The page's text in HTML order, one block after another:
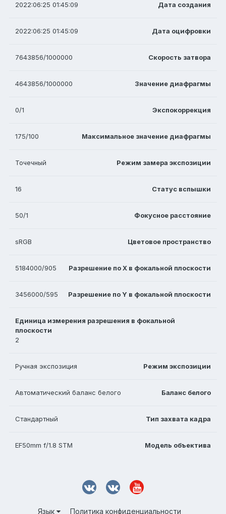
Дата создания
2022:06:25 01:45:09
Дата оцифровки
2022:06:25 01:45:09
Скорость затвора
7643856/1000000
Значение диафрагмы
4643856/1000000
Экспокоррекция
0/1
Максимальное значение диафрагмы
175/100
Режим замера экспозиции
Точечный
Статус вспышки
16
Фокусное расстояние
50/1
Цветовое пространство
sRGB
Разрешение по X в фокальной плоскости
5184000/905
Разрешение по Y в фокальной плоскости
3456000/595
Единица измерения разрешения в фокальной
плоскости
2
Режим экспозиции
Ручная экспозиция
Баланс белого
Автоматический баланс белого
Тип захвата кадра
Стандартный
Модель объектива
EF50mm f/1.8 STM
Язык Политика конфиденциальности